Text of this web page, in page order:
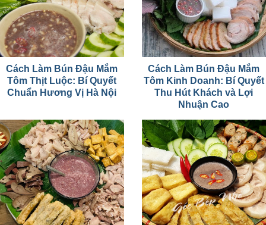
Cách Làm Bún Đậu Mắm
Tôm Thịt Luộc: Bí Quyết
Chuẩn Hương Vị Hà Nội
Cách Làm Bún Đậu Mắm
Tôm Kinh Doanh: Bí Quyết
Thu Hút Khách và Lợi
Nhuận Cao